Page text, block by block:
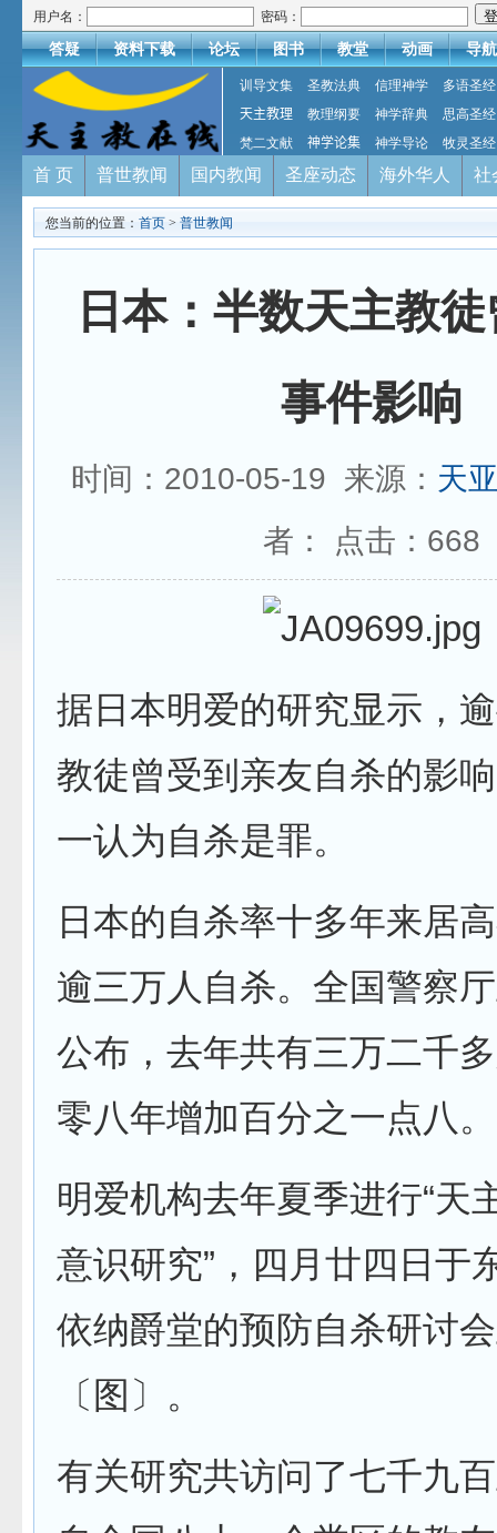
用户名： 密码：
答疑 资料下载 论坛 图书 教堂 动画 导航
训导文集 圣教法典 信理神学
多语圣经
天主教理
教理纲要 神学辞典
思高圣经
梵二文献
神学论集 神学导论 牧灵圣经
首 页 普世教闻 国内教闻 圣座动态 海外华人 社
您当前的位置： 首页 > 普世教闻
日本：半数天主教
事件影响
时间：2010-05-19 来源： 天
者： 点击： 668
据日本明爱的研究显示，
教徒曾受到亲友自杀的影
一认为自杀是罪。
日本的自杀率十多年来居
逾三万人自杀。全国警察
公布，去年共有三万二千
零八年增加百分之一点八。
明爱机构去年夏季进行“天
意识研究”，四月廿四日于
依纳爵堂的预防自杀研讨
〔图〕。
有关研究共访问了七千九